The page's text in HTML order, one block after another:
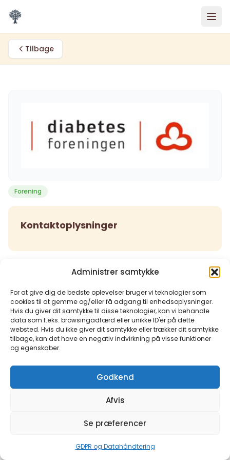
Administrer samtykke
For at give dig de bedste oplevelser bruger vi teknologier som
cookies til at gemme og/eller få adgang til enhedsoplysninger.
Hvis du giver dit samtykke til disse teknologier, kan vi behandle
data som f.eks. browsingadfærd eller unikke ID'er på dette
websted. Hvis du ikke giver dit samtykke eller trækker dit samtykke
tilbage, kan det have en negativ indvirkning på visse funktioner
og egenskaber.
Godkend
Afvis
Se præferencer
GDPR og Datahåndtering
Tilbage
Forening
Kontaktoplysninger
Tilbage til alle medlemmer